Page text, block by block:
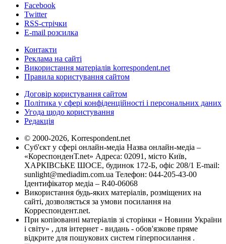
Facebook
Twitter
RSS-стрічки
E-mail розсилка
Контакти
Реклама на сайті
Використання матеріалів korrespondent.net
Правила користування сайтом
Договір користування сайтом
Політика у сфері конфіденційності і персональних даних
Угода щодо користування
Редакція
© 2000-2026, Korrespondent.net
Суб'єкт у сфері онлайн-медіа Назва онлайн-медіа –
«КореспонденТ.net» Адреса: 02091, місто Київ,
ХАРКІВСЬКЕ ШОСЕ, будинок 172-Б, офіс 208/1 E-mail:
sunlight@mediadim.com.ua Телефон: 044-205-43-00
Ідентифікатор медіа – R40-06068
Використання будь-яких матеріалів, розміщених на
сайті, дозволяється за умови посилання на
Корреспондент.net.
При копіюванні матеріалів зі сторінки « Новини України
і світу» , для інтернет - видань - обов'язкове пряме
відкрите для пошукових систем гіперпосилання .